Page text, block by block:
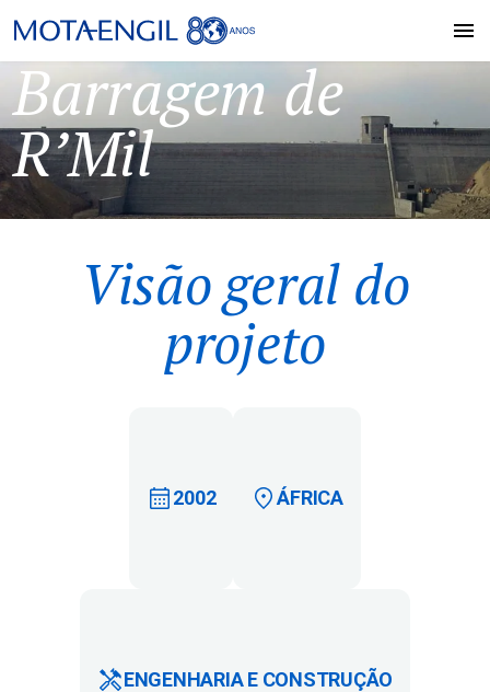
Barragem de
R’Mil
Visão geral do
projeto
2002 ÁFRICA
ENGENHARIA E CONSTRUÇÃO